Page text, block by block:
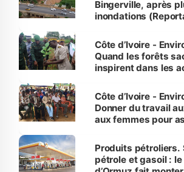
Bingerville, après
inondations
Côte d’Ivoire -
Quand les forêts
inspirent dans les
Côte d’Ivoire -
Donner du travail
aux femmes pour
menacées
Produits pétroliers.
pétrole et gasoil :